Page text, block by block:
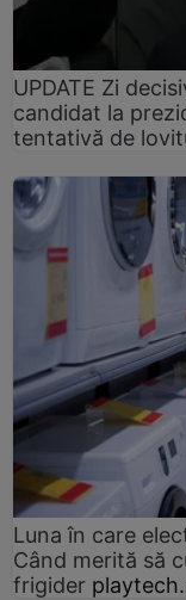
UPDATE Zi
candidat la
tentativă de
Luna în care
Când merită să
frigider